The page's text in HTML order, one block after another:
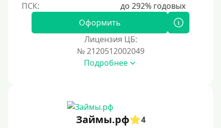
Без электронной почты
С автоматическим одобрением
Без номера телефона
Без платных услуг и подписок
Онлайн круглосуточно
Оформить
Лицензия ЦБ:
№ 2120512002049
Подробнее
Займы.рф
4